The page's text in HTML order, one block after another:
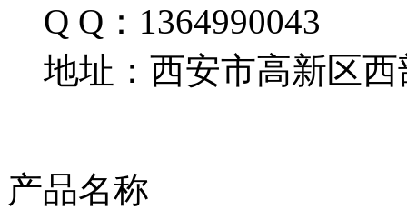
Q Q：1364990043
地址：西安市高新区西
产品名称